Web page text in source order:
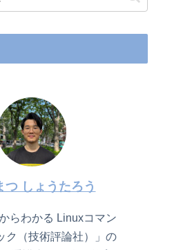
つ しょうたろう
らわかる Linuxコマン
ク（技術評論社）」の